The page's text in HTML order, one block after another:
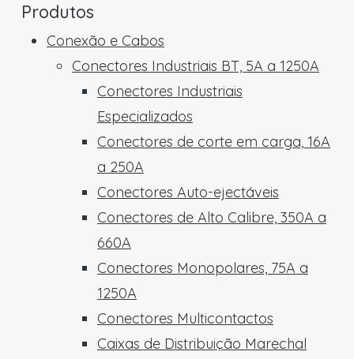
Produtos
Conexão e Cabos
Conectores Industriais BT, 5A a 1250A
Conectores Industriais
Especializados
Conectores de corte em carga, 16A
a 250A
Conectores Auto-ejectáveis
Conectores de Alto Calibre, 350A a
660A
Conectores Monopolares, 75A a
1250A
Conectores Multicontactos
Caixas de Distribuição Marechal